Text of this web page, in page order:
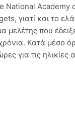
National Academy
γιατί και το
που
Κατά μέσο
για τις ηλικίες